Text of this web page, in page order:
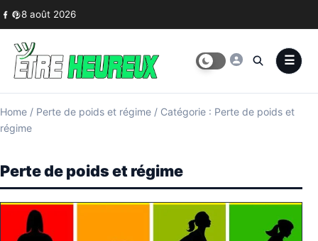
Skip to content
8 août 2026
Home / Perte de poids et régime / Catégorie : Perte de poids et
régime
Perte de poids et régime